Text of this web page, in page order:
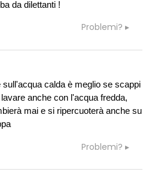
da dilettanti !
Problemi?
calda è meglio se scappi
anche con l'acqua fredda,
mai e si ripercuoterà anche su
Problemi?